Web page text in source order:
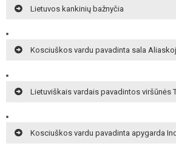
Lietuvos kankinių bažnyčia
Kosciuškos vardu pavadinta sala
Lietuviškais vardais pavadintos viršūnės
Kosciuškos vardu pavadinta apygarda